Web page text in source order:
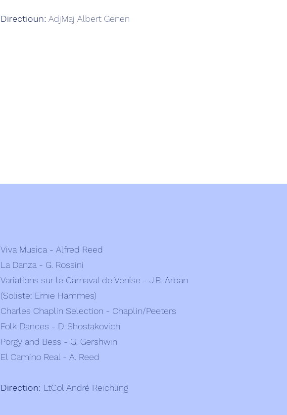
Directioun: AdjMaj Albert Genen
Viva Musica - Alfred Reed
La Danza - G. Rossini
Variations sur le Carnaval de Venise - J.B. Arban
(Soliste: Ernie Hammes)
Charles Chaplin Selection - Chaplin/Peeters
Folk Dances - D. Shostakovich
Porgy and Bess - G. Gershwin
El Camino Real - A. Reed
Direction: LtCol André Reichling